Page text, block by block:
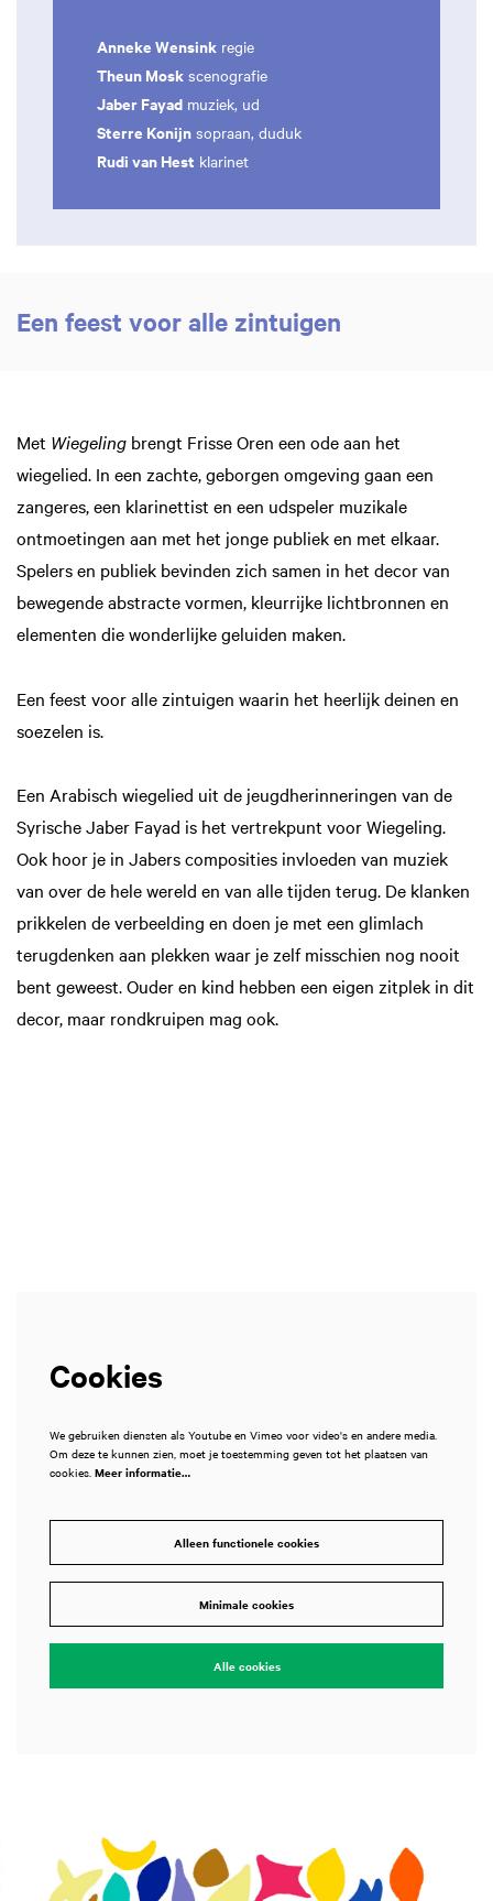
Anneke Wensink regie
Theun Mosk scenografie
Jaber Fayad muziek, ud
Sterre Konijn sopraan, duduk
Rudi van Hest klarinet
Een feest voor alle zintuigen
Met Wiegeling brengt Frisse Oren een ode aan het
wiegelied. In een zachte, geborgen omgeving gaan een
zangeres, een klarinettist en een udspeler muzikale
ontmoetingen aan met het jonge publiek en met elkaar.
Spelers en publiek bevinden zich samen in het decor van
bewegende abstracte vormen, kleurrijke lichtbronnen en
elementen die wonderlijke geluiden maken.
Een feest voor alle zintuigen waarin het heerlijk deinen en
soezelen is.
Een Arabisch wiegelied uit de jeugdherinneringen van de
Syrische Jaber Fayad is het vertrekpunt voor Wiegeling.
Ook hoor je in Jabers composities invloeden van muziek
van over de hele wereld en van alle tijden terug. De klanken
prikkelen de verbeelding en doen je met een glimlach
terugdenken aan plekken waar je zelf misschien nog nooit
bent geweest. Ouder en kind hebben een eigen zitplek in dit
decor, maar rondkruipen mag ook.
Cookies
We gebruiken diensten als Youtube en Vimeo voor video's en andere media.
Om deze te kunnen zien, moet je toestemming geven tot het plaatsen van
cookies. Meer informatie…
Alleen functionele cookies
Minimale cookies
Alle cookies